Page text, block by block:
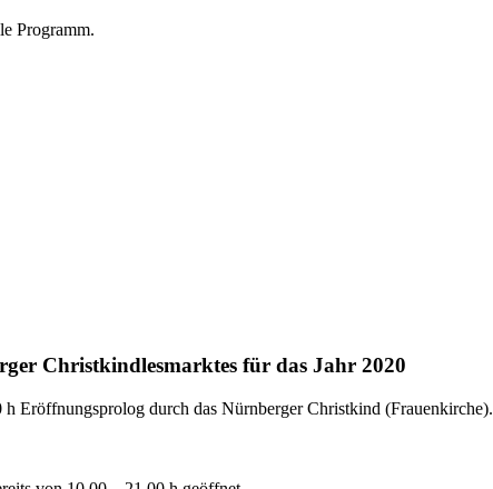
Programm.
Christkindlesmarktes für das Jahr 2020
Eröffnungsprolog durch das Nürnberger Christkind (Frauenkirche).